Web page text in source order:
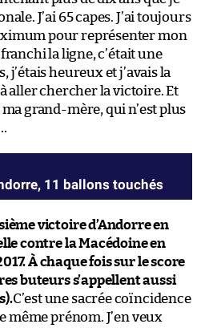
J’ai 65 capes. J’ai toujours
pour représenter mon
la ligne, c’était une
j’étais heureux et j’avais la
aller chercher la victoire. Et
grand-mère, qui n’est plus
11 ballons touchés
victoire d’Andorre en
contre la Macédoine en
À chaque fois sur le score
buteurs s’appellent aussi
C’est une sacrée coïncidence
même prénom. J’en veux